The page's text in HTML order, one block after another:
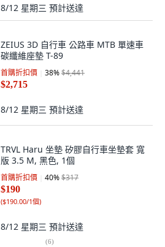
8/12 星期三 預計送達
ZEIUS 3D 自行車 公路車 MTB 單速車
碳纖維座墊 T-89
首購折扣價 38%$4,441
$2,715
8/12 星期三 預計送達
TRVL Haru 坐墊 矽膠自行車坐墊套 寬
版 3.5 M, 黑色, 1個
首購折扣價 40%$317
$190
($190.00/1個)
8/12 星期三 預計送達
(6)